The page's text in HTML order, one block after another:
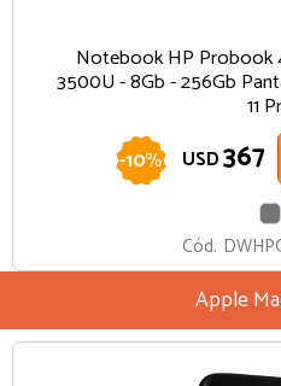
Notebook HP Probook
3500U - 8Gb - 256Gb
11
-10% USD367
Cód.
Apple